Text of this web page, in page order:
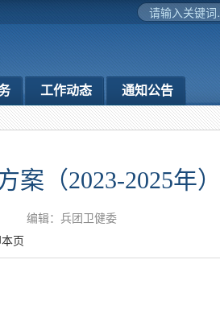
工作动态 通知公告
案（2023-2025年
编辑：兵团卫健委
页